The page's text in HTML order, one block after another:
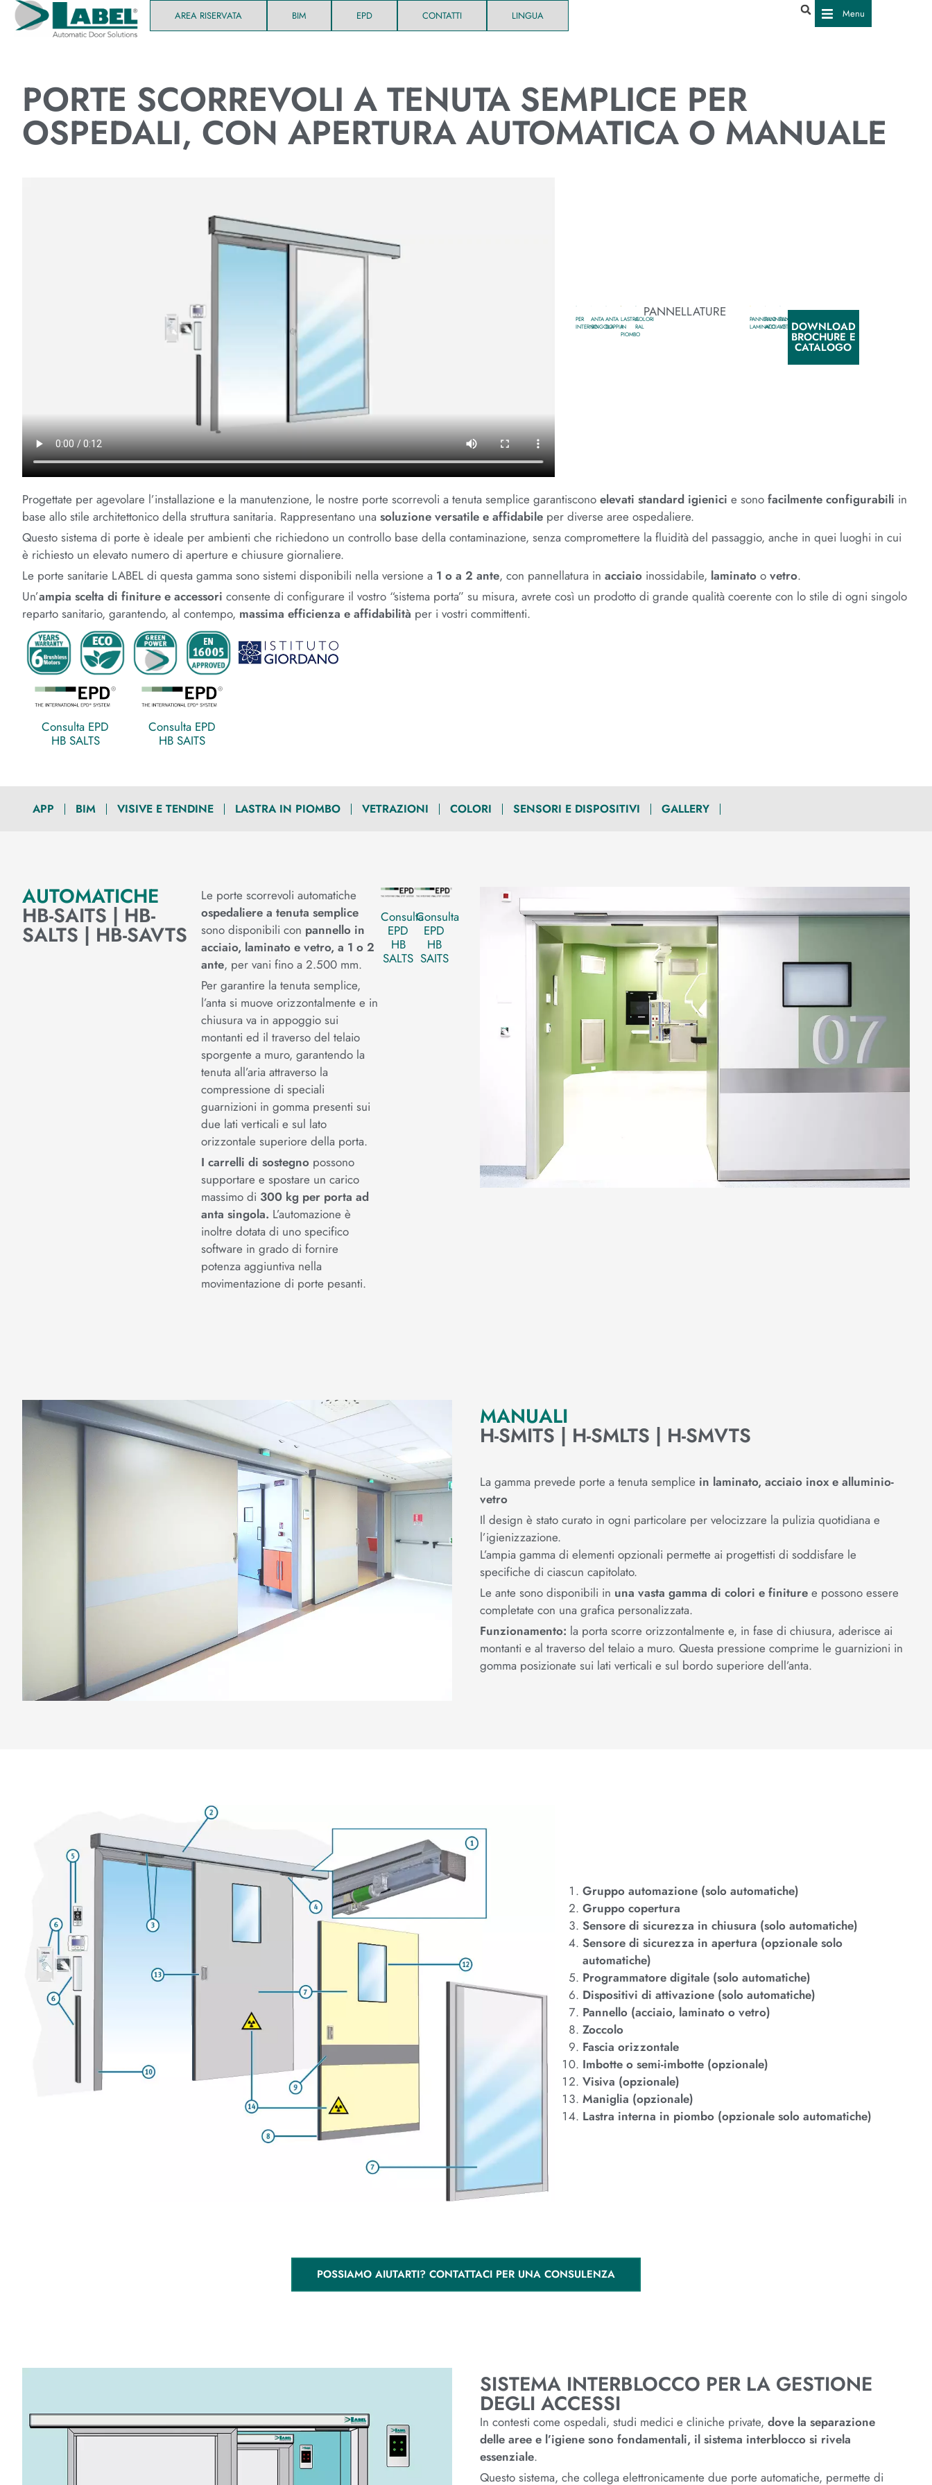
AREA RISERVATA BIM EPD CONTATTI LINGUA Menu
PORTE SCORREVOLI A TENUTA SEMPLICE PER
OSPEDALI, CON APERTURA AUTOMATICA O MANUALE
PER
INTERNO
ANTA
SINGOLA
ANTA
DOPPIA
LASTRA
IN
PIOMBO
COLORI
RAL
PANNELLATURE
PANNELLO
LAMINATO
PANNELLO
ACCIAIO
PANNELLO
VETRODOWNLOAD
BROCHURE E
CATALOGO
Progettate per agevolare l’installazione e la manutenzione, le nostre porte scorrevoli a tenuta semplice garantiscono elevati standard igienici e sono facilmente configurabili in
base allo stile architettonico della struttura sanitaria. Rappresentano una soluzione versatile e affidabile per diverse aree ospedaliere.
Questo sistema di porte è ideale per ambienti che richiedono un controllo base della contaminazione, senza compromettere la fluidità del passaggio, anche in quei luoghi in cui
è richiesto un elevato numero di aperture e chiusure giornaliere.
Le porte sanitarie LABEL di questa gamma sono sistemi disponibili nella versione a 1 o a 2 ante, con pannellatura in acciaio inossidabile, laminato o vetro.
Un’ampia scelta di finiture e accessori consente di configurare il vostro “sistema porta” su misura, avrete così un prodotto di grande qualità coerente con lo stile di ogni singolo
reparto sanitario, garantendo, al contempo, massima efficienza e affidabilità per i vostri committenti.
Consulta EPD
HB SALTS
Consulta EPD
HB SAITS
APP BIM VISIVE E TENDINE LASTRA IN PIOMBO VETRAZIONI COLORI SENSORI E DISPOSITIVI GALLERY
AUTOMATICHE
HB-SAITS | HB-
SALTS | HB-SAVTS
Le porte scorrevoli automatiche
ospedaliere a tenuta semplice
sono disponibili con pannello in
acciaio, laminato e vetro, a 1 o 2
ante, per vani fino a 2.500 mm.
Per garantire la tenuta semplice,
l’anta si muove orizzontalmente e in
chiusura va in appoggio sui
montanti ed il traverso del telaio
sporgente a muro, garantendo la
tenuta all’aria attraverso la
compressione di speciali
guarnizioni in gomma presenti sui
due lati verticali e sul lato
orizzontale superiore della porta.
I carrelli di sostegno possono
supportare e spostare un carico
massimo di 300 kg per porta ad
anta singola. L’automazione è
inoltre dotata di uno specifico
software in grado di fornire
potenza aggiuntiva nella
movimentazione di porte pesanti.
Consulta
EPD
HB
SALTS
Consulta
EPD
HB
SAITS
MANUALI
H-SMITS | H-SMLTS | H-SMVTS
La gamma prevede porte a tenuta semplice in laminato, acciaio inox e alluminio-
vetro
Il design è stato curato in ogni particolare per velocizzare la pulizia quotidiana e
l’igienizzazione.
L’ampia gamma di elementi opzionali permette ai progettisti di soddisfare le
specifiche di ciascun capitolato.
Le ante sono disponibili in una vasta gamma di colori e finiture e possono essere
completate con una grafica personalizzata.
Funzionamento: la porta scorre orizzontalmente e, in fase di chiusura, aderisce ai
montanti e al traverso del telaio a muro. Questa pressione comprime le guarnizioni in
gomma posizionate sui lati verticali e sul bordo superiore dell’anta.
Gruppo automazione (solo automatiche)
Gruppo copertura
Sensore di sicurezza in chiusura (solo automatiche)
Sensore di sicurezza in apertura (opzionale solo
automatiche)
Programmatore digitale (solo automatiche)
Dispositivi di attivazione (solo automatiche)
Pannello (acciaio, laminato o vetro)
Zoccolo
Fascia orizzontale
Imbotte o semi-imbotte (opzionale)
Visiva (opzionale)
Maniglia (opzionale)
Lastra interna in piombo (opzionale solo automatiche)
POSSIAMO AIUTARTI? CONTATTACI PER UNA CONSULENZA
SISTEMA INTERBLOCCO PER LA GESTIONE
DEGLI ACCESSI
In contesti come ospedali, studi medici e cliniche private, dove la separazione
delle aree e l’igiene sono fondamentali, il sistema interblocco si rivela
essenziale.
Questo sistema, che collega elettronicamente due porte automatiche, permette di